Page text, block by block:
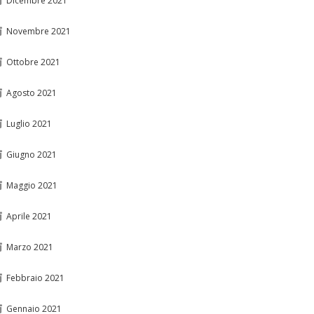
Novembre 2021
Ottobre 2021
Agosto 2021
Luglio 2021
Giugno 2021
Maggio 2021
Aprile 2021
Marzo 2021
Febbraio 2021
Gennaio 2021